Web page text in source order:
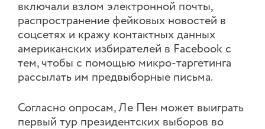
включали взлом электронной почты,
распространение фейковых новостей в
соцсетях и кражу контактных данных
американских избирателей в Facebook с
тем, чтобы с помощью микро-таргетинга
рассылать им предвыборные письма.
Согласно опросам, Ле Пен может выиграть
первый тур президентских выборов во